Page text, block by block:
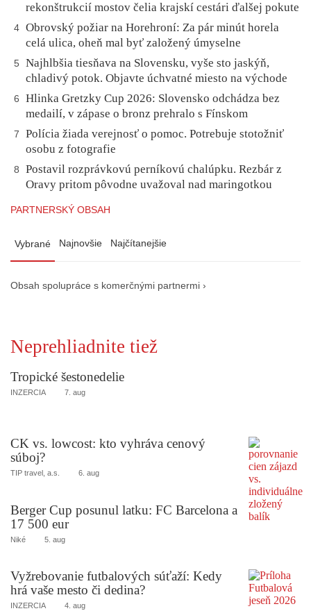
rekonštrukcií mostov čelia krajskí cestári ďalšej pokute
4 Obrovský požiar na Horehroní: Za pár minút horela
celá ulica, oheň mal byť založený úmyselne
5
Najhlbšia tiesňava na Slovensku, vyše sto jaskýň,
chladivý potok. Objavte úchvatné miesto na východe
6
Hlinka Gretzky Cup 2026: Slovensko odchádza bez
medailí, v zápase o bronz prehralo s Fínskom
7
Polícia žiada verejnosť o pomoc. Potrebuje stotožniť
osobu z fotografie
8
Postavil rozprávkovú perníkovú chalúpku. Rezbár z
Oravy pritom pôvodne uvažoval nad maringotkou
PARTNERSKÝ OBSAH
Vybrané Najnovšie Najčítanejšie
Obsah spolupráce s komerčnými partnermi ›
Neprehliadnite tiež
Tropické šestonedelie
INZERCIA 7. aug
CK vs. lowcost: kto vyhráva cenový
súboj?
TIP travel, a.s. 6. aug
Berger Cup posunul latku: FC Barcelona a
17 500 eur
Niké 5. aug
Vyžrebovanie futbalových súťaží: Kedy
hrá vaše mesto či dedina?
INZERCIA 4. aug